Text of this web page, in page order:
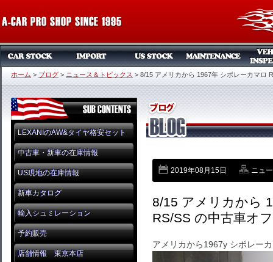
ホーム > ブログ > ニュース＆トピックス > 8/15 アメリカから 1967年 シボレーカマロ
LEXANIのAW&タイヤ格安セット
中古車・新車の在庫情報
US現地の在庫情報
新車カタログ
輸入シュミレーション
予約販売
店舗情報 東京本店
2019年08月15日 ニュ
8/15 アメリカから
RS/SS の中古車オ
アメリカから1967y シボレー